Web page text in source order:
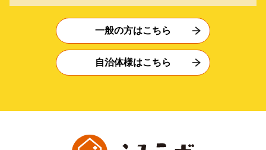
一般の方はこちら
自治体様はこちら